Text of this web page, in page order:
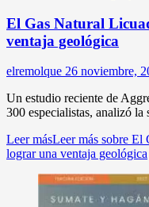
El Gas Natural
ventaja geológica
elremolque 26 noviembre,
Un estudio reciente de
300 especialistas, analizó
Leer másLeer más sobre El
lograr una ventaja geológica